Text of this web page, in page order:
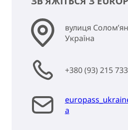
вулиця
Україна
+380 (93) 215
a